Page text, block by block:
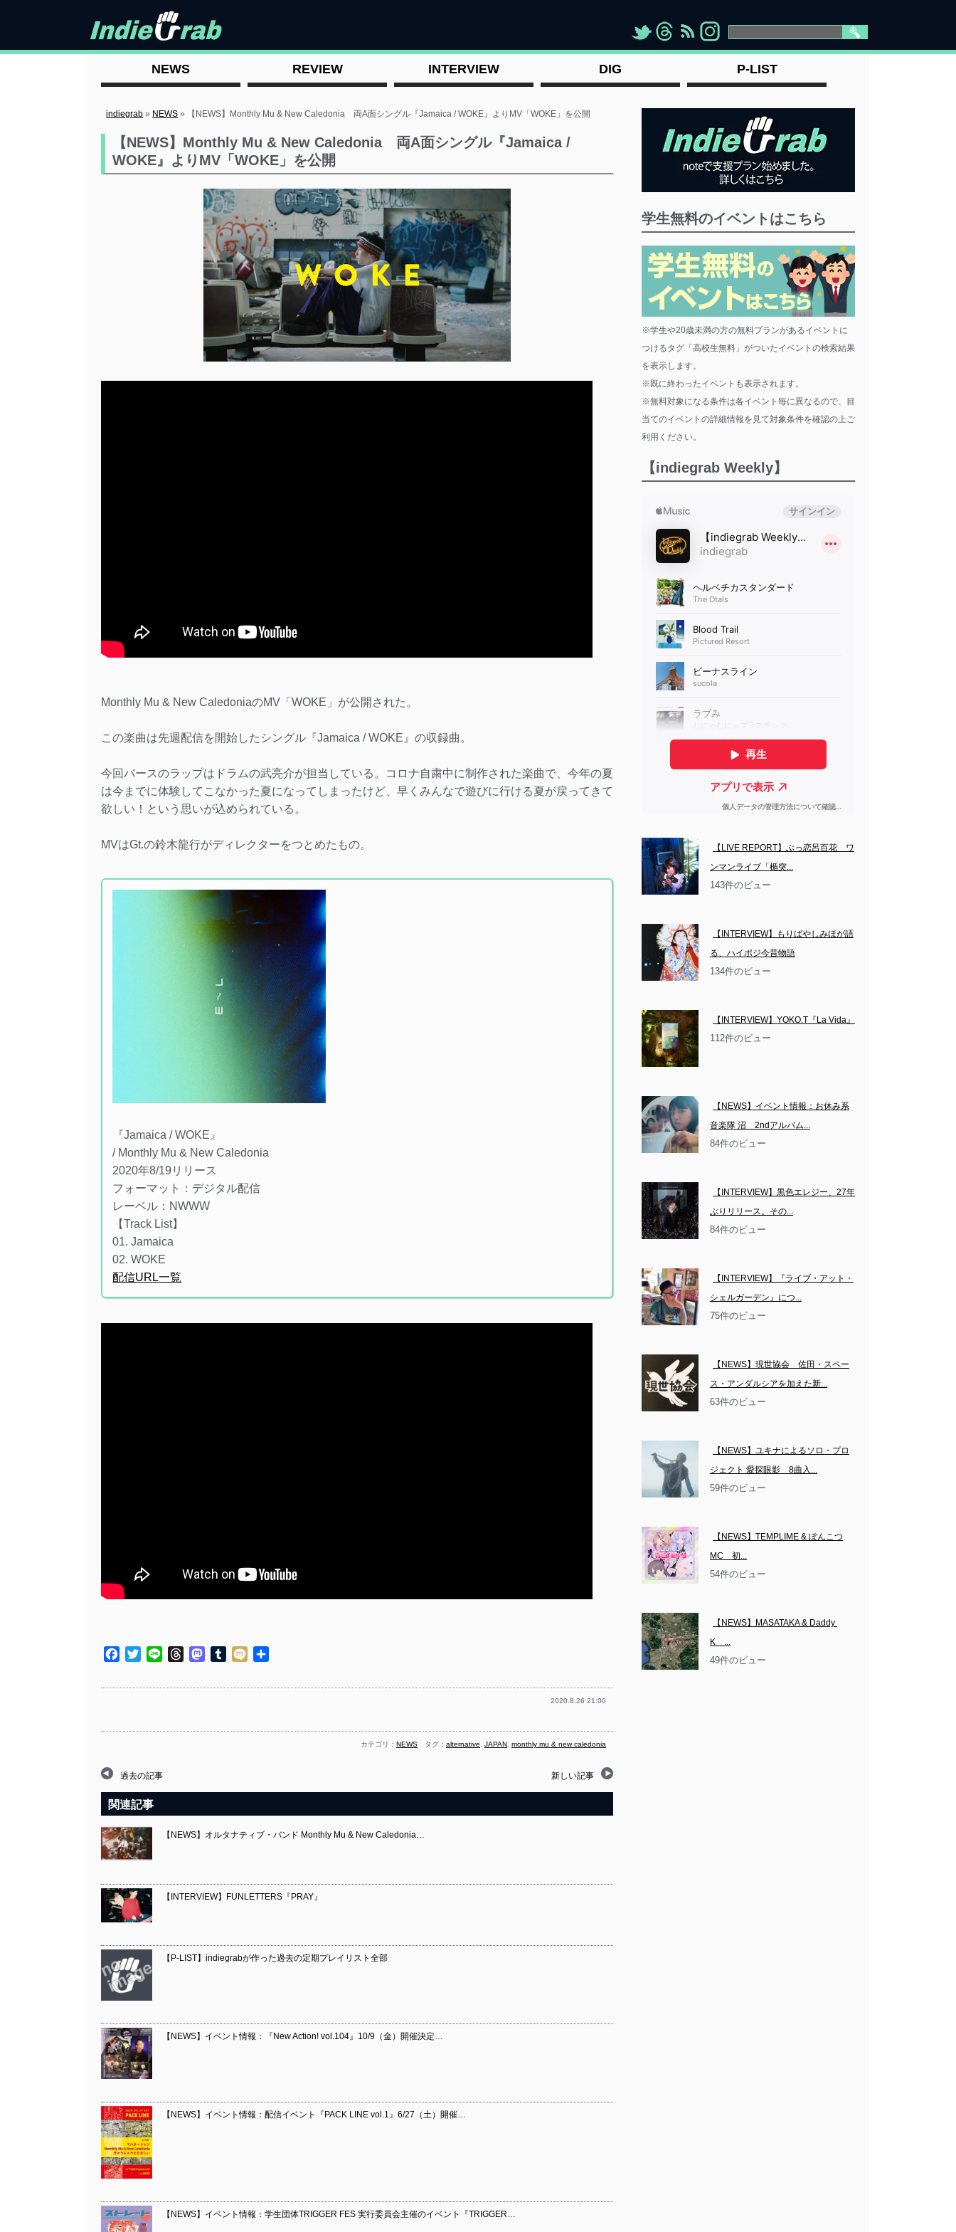
"> "> "> " >
NEWS REVIEW INTERVIEW DIG P-LIST
indiegrab » NEWS » 【NEWS】Monthly Mu & New Caledonia 両A面シングル『Jamaica / WOKE』よりMV「WOKE」を公開
【NEWS】Monthly Mu & New Caledonia 両A面シングル『Jamaica /
WOKE』よりMV「WOKE」を公開
Monthly Mu & New CaledoniaのMV「WOKE」が公開された。
この楽曲は先週配信を開始したシングル『Jamaica / WOKE』の収録曲。
今回バースのラップはドラムの武亮介が担当している。コロナ自粛中に制作された楽曲で、今年の夏
は今までに体験してこなかった夏になってしまったけど、早くみんなで遊びに行ける夏が戻ってきて
欲しい！という思いが込められている。
MVはGt.の鈴木龍行がディレクターをつとめたもの。
『Jamaica / WOKE』
/ Monthly Mu & New Caledonia
2020年8/19リリース
フォーマット：デジタル配信
レーベル：NWWW
【Track List】
01. Jamaica
02. WOKE
配信URL一覧
Facebook
TwitterLine ThreadsMastodon
TumblrMixi
2020.8.26 21:00
カテゴリ： NEWS タグ： alternative, JAPAN, monthly mu & new caledonia
過去の記事 新しい記事
関連記事
【NEWS】オルタナティブ・バンド Monthly Mu & New Caledonia…
【INTERVIEW】FUNLETTERS『PRAY』
【P-LIST】indiegrabが作った過去の定期プレイリスト全部
【NEWS】イベント情報：『New Action! vol.104』10/9（金）開催決定…
【NEWS】イベント情報：配信イベント『PACK LINE vol.1』6/27（土）開催…
【NEWS】イベント情報：学生団体TRIGGER FES 実行委員会主催のイベント『TRIGGER…
学生無料のイベントはこちら
※学生や20歳未満の方の無料プランがあるイベントに
つけるタグ「高校生無料」がついたイベントの検索結果
を表示します。
※既に終わったイベントも表示されます。
※無料対象になる条件は各イベント毎に異なるので、目
当てのイベントの詳細情報を見て対象条件を確認の上ご
利用ください。
【indiegrab Weekly】
【LIVE REPORT】ぶっ恋呂百花　ワ
ンマンライブ「楯突...
143件のビュー
【INTERVIEW】もりばやしみほが語
る、ハイポジ今昔物語
134件のビュー
【INTERVIEW】YOKO.T『La Vida』
112件のビュー
【NEWS】イベント情報：お休み系
音楽隊 沼　2ndアルバム...
84件のビュー
【INTERVIEW】黒色エレジー、27年
ぶりリリース。その...
84件のビュー
【INTERVIEW】『ライブ・アット・
シェルガーデン』につ...
75件のビュー
【NEWS】現世協会　佐田・スペー
ス・アンダルシアを加えた新...
63件のビュー
【NEWS】ユキナによるソロ・プロ
ジェクト 愛探眼影　8曲入...
59件のビュー
【NEWS】TEMPLIME & ぽんこつ
MC　初...
54件のビュー
【NEWS】MASATAKA & Daddy
K　...
49件のビュー